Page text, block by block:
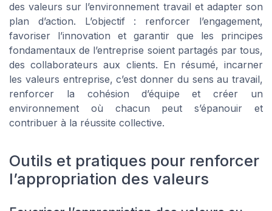
des valeurs sur l’environnement travail et adapter son
plan d’action. L’objectif : renforcer l’engagement,
favoriser l’innovation et garantir que les principes
fondamentaux de l’entreprise soient partagés par tous,
des collaborateurs aux clients. En résumé, incarner
les valeurs entreprise, c’est donner du sens au travail,
renforcer la cohésion d’équipe et créer un
environnement où chacun peut s’épanouir et
contribuer à la réussite collective.
Outils et pratiques pour renforcer
l’appropriation des valeurs